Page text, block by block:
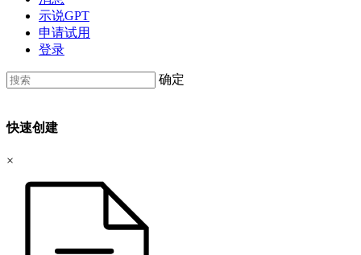
示说GPT
申请试用
登录
确定
快速创建
×